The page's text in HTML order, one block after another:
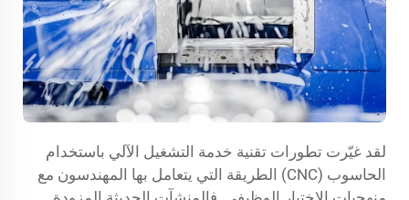
لقد غيّرت تطورات تقنية خدمة التشغيل الآلي باستخدام
الحاسوب (CNC) الطريقة التي يتعامل بها المهندسون مع